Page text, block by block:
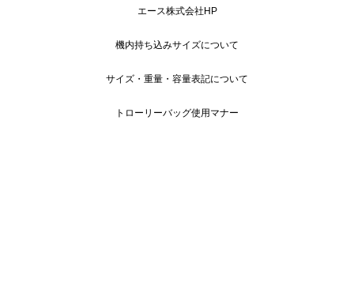
エース株式会社HP
機内持ち込みサイズについて
サイズ・重量・容量表記について
トローリーバッグ使用マナー